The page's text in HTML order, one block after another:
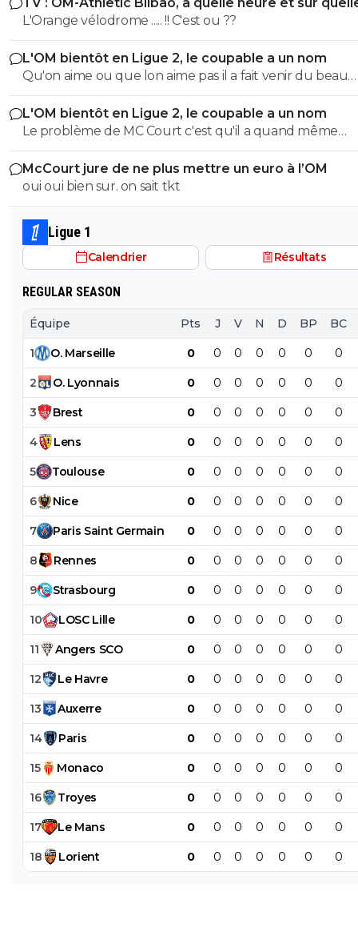
chaîne ?
L'Orange vélodrome ..... !! C'est ou ??
L'OM bientôt en Ligue 2, le coupable a un nom
Qu'on aime ou que lon aime pas il a fait venir du beau
monde que meme pas en rêve tu aurais pu l'esperer
veux plus a mac court qui na pas suivie contre vents et
marées et qui ferme le robinet a la premiere
faut avoir moyen de ses ambitiion et accepter de pouvoir se
planter sur X millions d'euros, regarde PSG si le prince avait
fermé le robinet apres les echec a plusieurs centaine
millions comme draxler, Jésé, et tant d'autre... si tu veut
réussir tu envoie la caillasse quitte a ne pas avoir peur
planter .. cest tout
L'OM bientôt en Ligue 2, le coupable a un nom
Le problème de MC Court c'est qu'il a quand même
cautionné ce que faisait Longoria et s'il y a un
bien lui. Quand à la relégation en Ligue 2, je n'y crois
tout.
McCourt jure de ne plus mettre un euro à l’OM
oui oui bien sur. on sait tkt
Ligue 1
Calendrier Résultats
REGULAR SEASON
Équipe Pts J V N D BP BC
1 O. Marseille 0 0 0 0 0 0 0
2 O. Lyonnais 0 0 0 0 0 0 0
3 Brest 0 0 0 0 0 0 0
4 Lens 0 0 0 0 0 0 0
5 Toulouse 0 0 0 0 0 0 0
6 Nice 0 0 0 0 0 0 0
7 Paris Saint Germain 0 0 0 0 0 0 0
8 Rennes 0 0 0 0 0 0 0
9 Strasbourg 0 0 0 0 0 0 0
10 LOSC Lille 0 0 0 0 0 0 0
11 Angers SCO 0 0 0 0 0 0 0
12 Le Havre 0 0 0 0 0 0 0
13 Auxerre 0 0 0 0 0 0 0
14 Paris 0 0 0 0 0 0 0
15 Monaco 0 0 0 0 0 0 0
16 Troyes 0 0 0 0 0 0 0
17 Le Mans 0 0 0 0 0 0 0
18 Lorient 0 0 0 0 0 0 0